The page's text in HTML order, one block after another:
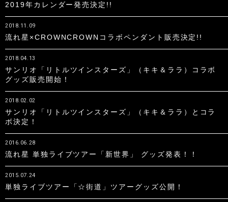
2019年カレンダー発売決定!!
2018.11.09
流れ星×CROWNCROWNコラボペンダント販売決定!!
2018.04.13
サンリオ「リトルツインスターズ」（キキ＆ララ）コラボ
グッズ販売開始！
2018.02.02
サンリオ「リトルツインスターズ」（キキ＆ララ）とコラ
ボ決定！
2016.06.28
流れ星 単独ライブツアー「新世界」 グッズ発表！！
2015.07.24
単独ライブツアー「☆街道」ツアーグッズ公開！